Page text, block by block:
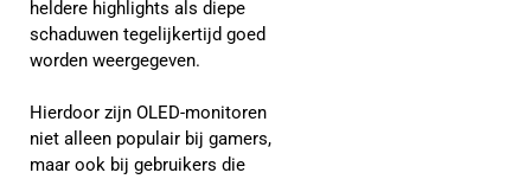
heldere highlights als diepe
schaduwen tegelijkertijd goed
worden weergegeven.
Hierdoor zijn OLED-monitoren
niet alleen populair bij gamers,
maar ook bij gebruikers die